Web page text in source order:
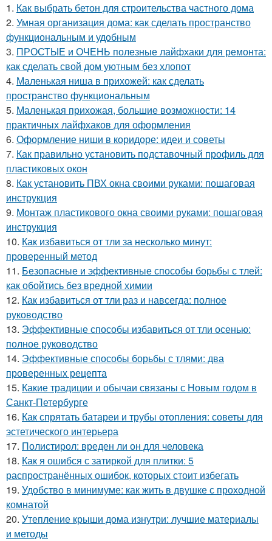
1. Как выбрать бетон для строительства частного дома
2. Умная организация дома: как сделать пространство
функциональным и удобным
3. ПРОСТЫЕ и ОЧЕНЬ полезные лайфхаки для ремонта:
как сделать свой дом уютным без хлопот
4. Маленькая ниша в прихожей: как сделать
пространство функциональным
5. Маленькая прихожая, большие возможности: 14
практичных лайфхаков для оформления
6. Оформление ниши в коридоре: идеи и советы
7. Как правильно установить подставочный профиль для
пластиковых окон
8. Как установить ПВХ окна своими руками: пошаговая
инструкция
9. Монтаж пластикового окна своими руками: пошаговая
инструкция
10. Как избавиться от тли за несколько минут:
проверенный метод
11. Безопасные и эффективные способы борьбы с тлей:
как обойтись без вредной химии
12. Как избавиться от тли раз и навсегда: полное
руководство
13. Эффективные способы избавиться от тли осенью:
полное руководство
14. Эффективные способы борьбы с тлями: два
проверенных рецепта
15. Какие традиции и обычаи связаны с Новым годом в
Санкт-Петербурге
16. Как спрятать батареи и трубы отопления: советы для
эстетического интерьера
17. Полистирол: вреден ли он для человека
18. Как я ошибся с затиркой для плитки: 5
распространённых ошибок, которых стоит избегать
19. Удобство в минимуме: как жить в двушке с проходной
комнатой
20. Утепление крыши дома изнутри: лучшие материалы
и методы